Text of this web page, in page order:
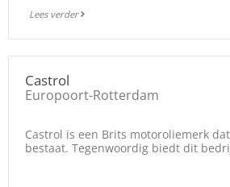
Lees verder
Castrol
Europoort-Rotterdam
Castrol is een Brits motoroliemerk
bestaat. Tegenwoordig biedt dit